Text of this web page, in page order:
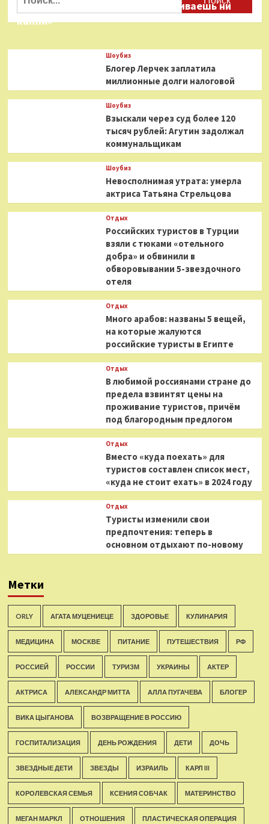
Соловьеву: «Ты меня не расстраиваешь ни
капли»
Шоубиз
Блогер Лерчек заплатила
миллионные долги налоговой
Шоубиз
Взыскали через суд более 120
тысяч рублей: Агутин задолжал
коммунальщикам
Шоубиз
Невосполнимая утрата: умерла
актриса Татьяна Стрельцова
Отдых
Российских туристов в Турции
взяли с тюками «отельного
добра» и обвинили в
обворовывании 5-звездочного
отеля
Отдых
Много арабов: названы 5 вещей,
на которые жалуются
российские туристы в Египте
Отдых
В любимой россиянами стране до
предела взвинтят цены на
проживание туристов, причём
под благородным предлогом
Отдых
Вместо «куда поехать» для
туристов составлен список мест,
«куда не стоит ехать» в 2024 году
Отдых
Туристы изменили свои
предпочтения: теперь в
основном отдыхают по-новому
Метки
ORLY АГАТА МУЦЕНИЕЦЕ ЗДОРОВЬЕ КУЛИНАРИЯ
МЕДИЦИНА МОСКВЕ ПИТАНИЕ ПУТЕШЕСТВИЯ РФ
РОССИЕЙ РОССИИ ТУРИЗМ УКРАИНЫ АКТЕР
АКТРИСА АЛЕКСАНДР МИТТА АЛЛА ПУГАЧЕВА БЛОГЕР
ВИКА ЦЫГАНОВА ВОЗВРАЩЕНИЕ В РОССИЮ
ГОСПИТАЛИЗАЦИЯ ДЕНЬ РОЖДЕНИЯ ДЕТИ ДОЧЬ
ЗВЕЗДНЫЕ ДЕТИ ЗВЕЗДЫ ИЗРАИЛЬ КАРЛ III
КОРОЛЕВСКАЯ СЕМЬЯ КСЕНИЯ СОБЧАК МАТЕРИНСТВО
МЕГАН МАРКЛ ОТНОШЕНИЯ ПЛАСТИЧЕСКАЯ ОПЕРАЦИЯ